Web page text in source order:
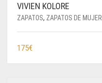
VIVIEN KOLORE
ZAPATOS, ZAPATOS DE MUJER
175€ESTE